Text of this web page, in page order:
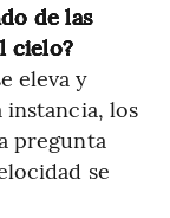
de las
cielo?
eleva y
instancia, los
pregunta
se